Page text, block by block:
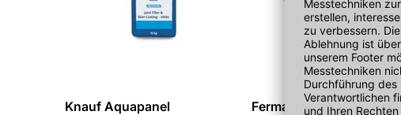
Knauf Aquapanel
Fermacell Powerpanel